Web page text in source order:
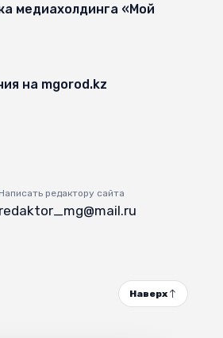
медиахолдинга «Мой
на mgorod.kz
Написать редактору сайта
redaktor_mg@mail.ru
Наверх